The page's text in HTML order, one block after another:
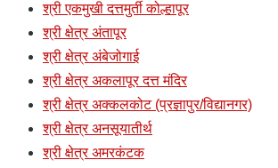
श्री एकमुखी दत्तमुर्ती कोल्हापूर
श्री क्षेत्र अंतापूर
श्री क्षेत्र अंबेजोगाई
श्री क्षेत्र अकलापूर दत्त मंदिर
श्री क्षेत्र अक्कलकोट (प्रज्ञापुर/विद्यानगर)
श्री क्षेत्र अनसूयातीर्थ
श्री क्षेत्र अमरकंटक